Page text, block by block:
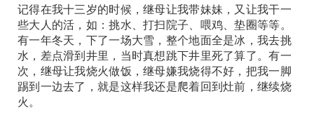
记得在我十三岁的时候，继母让我带妹妹，又让我干一
些大人的活，如：挑水、打扫院子、喂鸡、垫圈等等。
有一年冬天，下了一场大雪，整个地面全是冰，我去挑
水，差点滑到井里，当时真想跳下井里死了算了。有一
次，继母让我烧火做饭，继母嫌我烧得不好，把我一脚
踢到一边去了，就是这样我还是爬着回到灶前，继续烧
火。